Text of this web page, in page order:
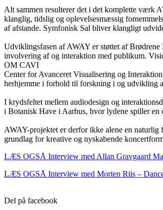
Alt sammen resulterer det i det komplette værk
klanglig, tidslig og oplevelsesmæssig
af afstande. Symfonisk Sal bliver klangligt
Udviklingsfasen af AWAY er støttet af
involvering af og interaktion med publikum.
OM CAVI
Center for Avanceret Visualisering og
herhjemme i forhold til forskning i og udvikling
I krydsfeltet mellem audiodesign og
i Botanisk Have i Aarhus, hvor lydene spiller en
AWAY-projektet er derfor ikke alene en naturlig
grundlag for kreative og nyskabende
LÆS OGSÅ Interview med Allan Gravgaard
LÆS OGSÅ Interview med Morten Riis –
Del på facebook